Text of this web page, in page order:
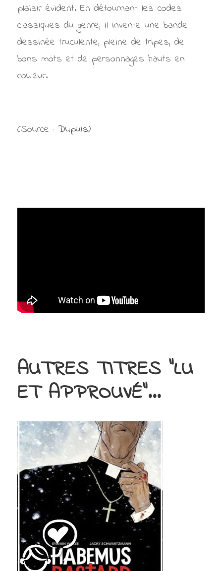
plaisir évident. En détournant les codes
classiques du genre, il invente une bande
dessinée truculente, pleine de tripes, de
bons mots et de personnages hauts en
couleur.
(Source : Dupuis)
AUTRES TITRES "LU
ET APPROUVÉ"...